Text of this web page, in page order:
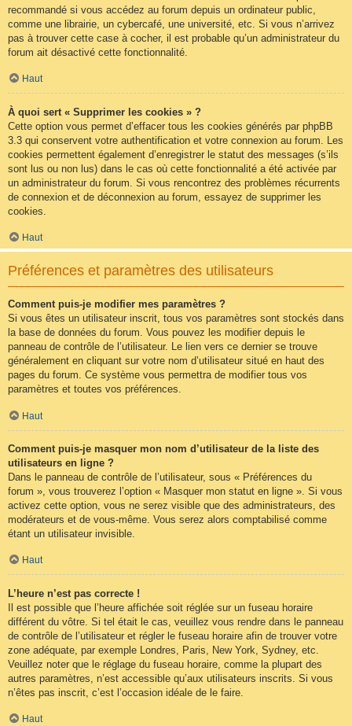
recommandé si vous accédez au forum depuis un ordinateur public,
comme une librairie, un cybercafé, une université, etc. Si vous n’arrivez
pas à trouver cette case à cocher, il est probable qu’un administrateur du
forum ait désactivé cette fonctionnalité.
Haut
À quoi sert « Supprimer les cookies » ?
Cette option vous permet d’effacer tous les cookies générés par phpBB
3.3 qui conservent votre authentification et votre connexion au forum. Les
cookies permettent également d’enregistrer le statut des messages (s’ils
sont lus ou non lus) dans le cas où cette fonctionnalité a été activée par
un administrateur du forum. Si vous rencontrez des problèmes récurrents
de connexion et de déconnexion au forum, essayez de supprimer les
cookies.
Haut
Préférences et paramètres des utilisateurs
Comment puis-je modifier mes paramètres ?
Si vous êtes un utilisateur inscrit, tous vos paramètres sont stockés dans
la base de données du forum. Vous pouvez les modifier depuis le
panneau de contrôle de l’utilisateur. Le lien vers ce dernier se trouve
généralement en cliquant sur votre nom d’utilisateur situé en haut des
pages du forum. Ce système vous permettra de modifier tous vos
paramètres et toutes vos préférences.
Haut
Comment puis-je masquer mon nom d’utilisateur de la liste des
utilisateurs en ligne ?
Dans le panneau de contrôle de l’utilisateur, sous « Préférences du
forum », vous trouverez l’option « Masquer mon statut en ligne ». Si vous
activez cette option, vous ne serez visible que des administrateurs, des
modérateurs et de vous-même. Vous serez alors comptabilisé comme
étant un utilisateur invisible.
Haut
L’heure n’est pas correcte !
Il est possible que l’heure affichée soit réglée sur un fuseau horaire
différent du vôtre. Si tel était le cas, veuillez vous rendre dans le panneau
de contrôle de l’utilisateur et régler le fuseau horaire afin de trouver votre
zone adéquate, par exemple Londres, Paris, New York, Sydney, etc.
Veuillez noter que le réglage du fuseau horaire, comme la plupart des
autres paramètres, n’est accessible qu’aux utilisateurs inscrits. Si vous
n’êtes pas inscrit, c’est l’occasion idéale de le faire.
Haut